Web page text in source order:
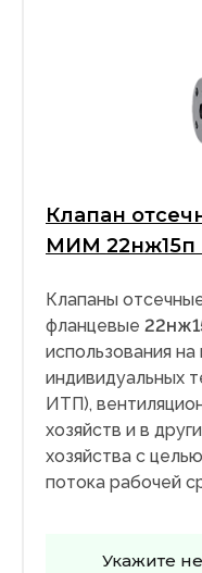
Клапан
МИМ 22нж15п
Клапаны
фланцевые
использования
индивидуальных
ИТП),
хозяйств и в
хозяйства с
потока рабочей
Укажите